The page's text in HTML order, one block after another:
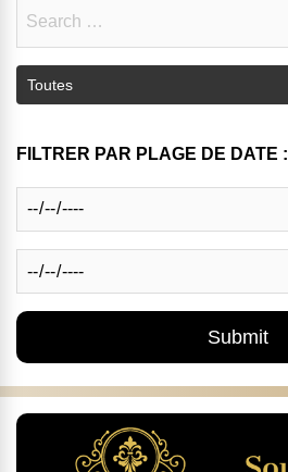
FILTRER PAR PLAGE DE DATE :